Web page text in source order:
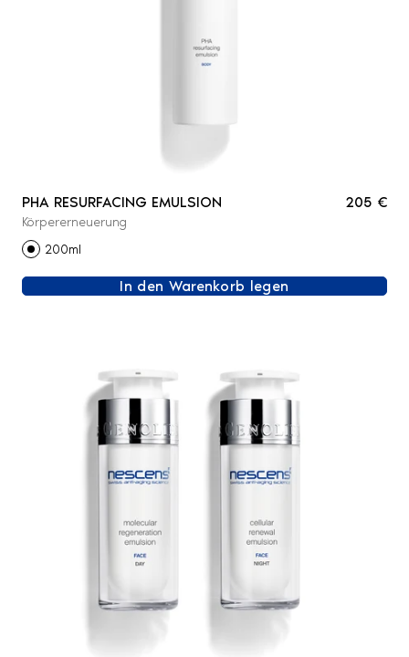
PHA RESURFACING EMULSION
Körpererneuerung
205 €
200ml
In den Warenkorb legen